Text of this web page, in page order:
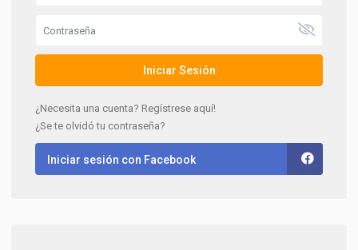
Iniciar Sesión
¿Necesita una cuenta? Regístrese aquí!
¿Se te olvidó tu contraseña?
Iniciar sesión con Facebook